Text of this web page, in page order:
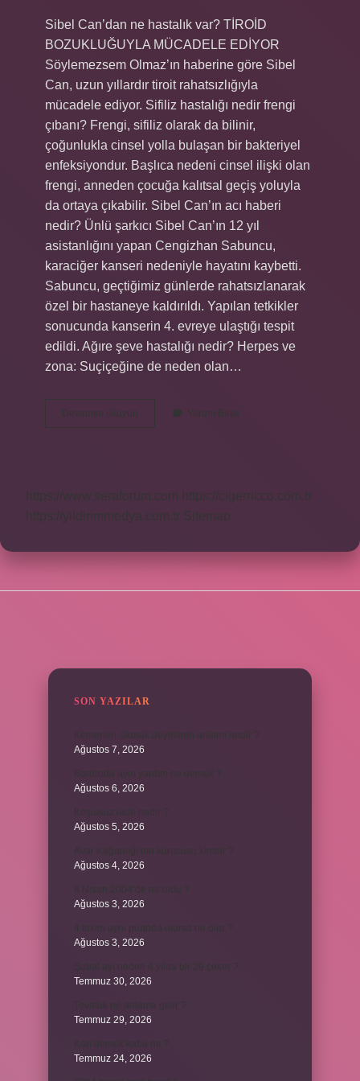
Sibel Can’dan ne hastalık var? TİROİD
BOZUKLUĞUYLA MÜCADELE EDİYOR
Söylemezsem Olmaz’ın haberine göre Sibel
Can, uzun yıllardır tiroit rahatsızlığıyla
mücadele ediyor. Sifiliz hastalığı nedir frengi
çıbanı? Frengi, sifiliz olarak da bilinir,
çoğunlukla cinsel yolla bulaşan bir bakteriyel
enfeksiyondur. Başlıca nedeni cinsel ilişki olan
frengi, anneden çocuğa kalıtsal geçiş yoluyla
da ortaya çıkabilir. Sibel Can’ın acı haberi
nedir? Ünlü şarkıcı Sibel Can’ın 12 yıl
asistanlığını yapan Cengizhan Sabuncu,
karaciğer kanseri nedeniyle hayatını kaybetti.
Sabuncu, geçtiğimiz günlerde rahatsızlanarak
özel bir hastaneye kaldırıldı. Yapılan tetkikler
sonucunda kanserin 4. evreye ulaştığı tespit
edildi. Ağıre şeve hastalığı nedir? Herpes ve
zona: Suçiçeğine de neden olan…
Devamını okuyun
Hastaligi
Yorum Bırak
https://www.seraforum.com
https://cigerricco.com.tr
https://yildirimmedya.com.tr Sitemap
SON YAZILAR
Ağustos 7, 2026
Ağustos 6, 2026
Ağustos 5, 2026
Ağustos 4, 2026
Ağustos 3, 2026
Ağustos 3, 2026
Temmuz 30, 2026
Temmuz 29, 2026
Temmuz 24, 2026